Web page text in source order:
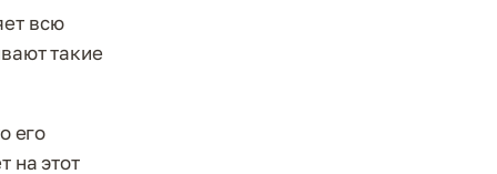
всю
такие
его
на этот